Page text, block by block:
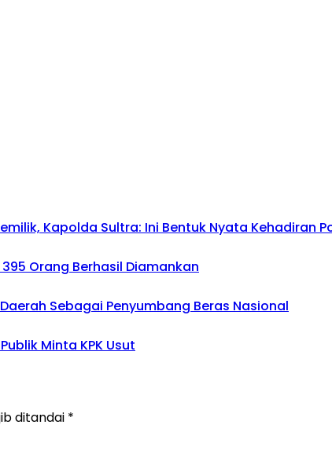
Kapolda Sultra: Ini Bentuk Nyata Kehadiran
Orang Berhasil Diamankan
Sebagai Penyumbang Beras Nasional
Minta KPK Usut
ditandai *